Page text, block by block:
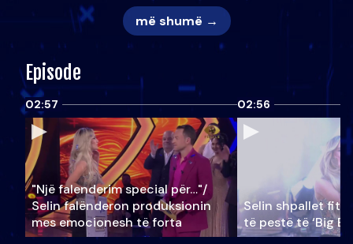
më shumë →
Episode
02:57
"Një falenderim special për…"/
Selin falënderon produksionin
mes emocionesh të forta
02:56
Selin shpallet
të pestë të ‘Big